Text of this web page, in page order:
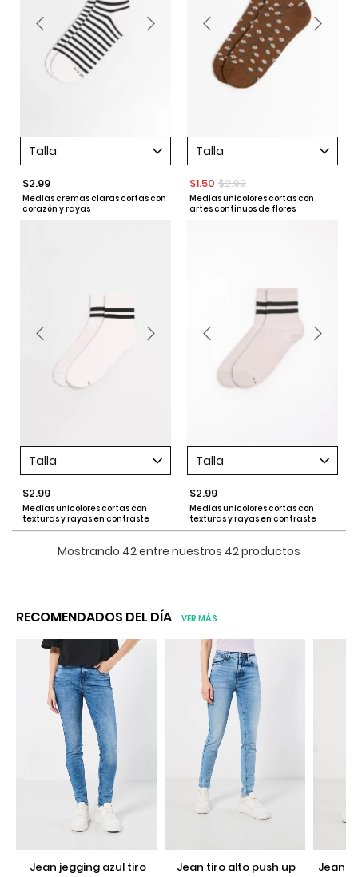
Talla
$2.99
Medias cremas claras cortas con
corazón y rayas
Talla
$1.50 $2.99
Medias unicolores cortas con
artes continuos de flores
Talla
$2.99
Medias unicolores cortas con
texturas y rayas en contraste
Talla
$2.99
Medias unicolores cortas con
texturas y rayas en contraste
Mostrando 42 entre nuestros 42 productos
RECOMENDADOS DEL DÍA VER MÁS
jean jegging azul tiro
jean tiro alto push up
jean push up negro con